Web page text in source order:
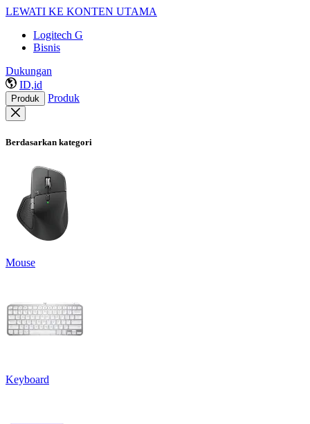
LEWATI KE KONTEN UTAMA
Logitech G
Bisnis
Dukungan
ID,id
Produk Produk
Berdasarkan kategori
Mouse
Keyboard